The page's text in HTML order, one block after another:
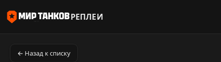
РЕПЛЕИ
← Назад к списку